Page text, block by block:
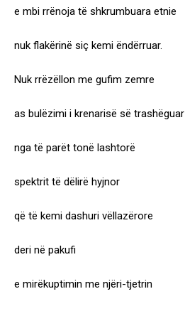
e mbi rrënoja të shkrumbuara etnie
nuk flakërinë siç kemi ëndërruar.
Nuk rrëzëllon me gufim zemre
as bulëzimi i krenarisë së trashëguar
nga të parët tonë lashtorë
spektrit të dëlirë hyjnor
që të kemi dashuri vëllazërore
deri në pakufi
e mirëkuptimin me njëri-tjetrin